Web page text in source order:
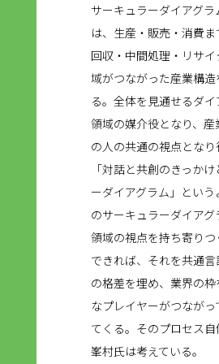
サーキュラーダイアグ
は、生産・販売・消費ま
回収・中間処理・リサ
域がつながった産業構
る。全体を見通せるダ
領域の媒介役となり、産
の人の共通の視点とな
「対話と共創のきっか
ーダイアグラム」とい
のサーキュラーダイア
領域の視点を持ち寄り
できれば、それを共通
の格差を埋め、業界の
なプレイヤーがつながっ
てくる。そのプロセス
峯村氏は考えている。